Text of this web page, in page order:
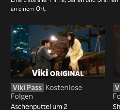
an einem Ort.
Viki Pass Kostenlose
Folgen
Aschenputtel um 2